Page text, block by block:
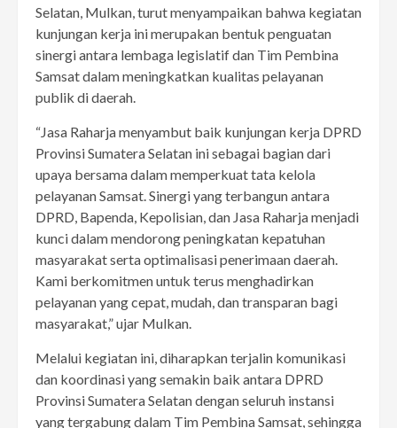
Selatan, Mulkan, turut menyampaikan bahwa kegiatan
kunjungan kerja ini merupakan bentuk penguatan
sinergi antara lembaga legislatif dan Tim Pembina
Samsat dalam meningkatkan kualitas pelayanan
publik di daerah.
“Jasa Raharja menyambut baik kunjungan kerja DPRD
Provinsi Sumatera Selatan ini sebagai bagian dari
upaya bersama dalam memperkuat tata kelola
pelayanan Samsat. Sinergi yang terbangun antara
DPRD, Bapenda, Kepolisian, dan Jasa Raharja menjadi
kunci dalam mendorong peningkatan kepatuhan
masyarakat serta optimalisasi penerimaan daerah.
Kami berkomitmen untuk terus menghadirkan
pelayanan yang cepat, mudah, dan transparan bagi
masyarakat,” ujar Mulkan.
Melalui kegiatan ini, diharapkan terjalin komunikasi
dan koordinasi yang semakin baik antara DPRD
Provinsi Sumatera Selatan dengan seluruh instansi
yang tergabung dalam Tim Pembina Samsat, sehingga